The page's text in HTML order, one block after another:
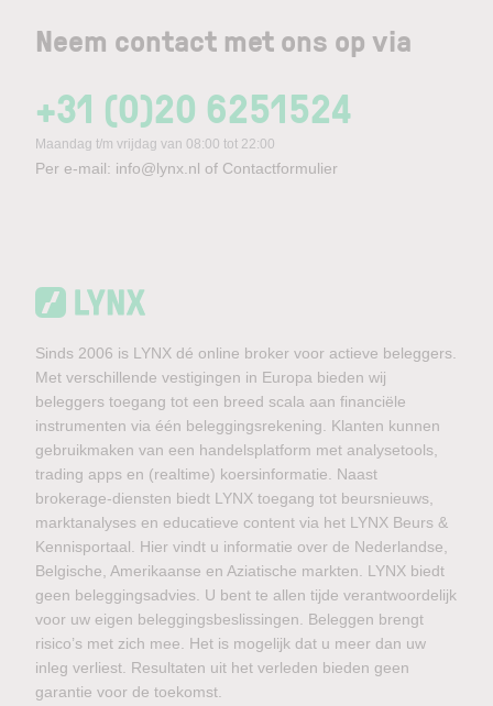
Neem contact met ons op via
+31 (0)20 6251524
Maandag t/m vrijdag van 08:00 tot 22:00
Per e-mail: info@lynx.nl of Contactformulier
Sinds 2006 is LYNX dé online broker voor actieve beleggers.
Met verschillende vestigingen in Europa bieden wij
beleggers toegang tot een breed scala aan financiële
instrumenten via één beleggingsrekening. Klanten kunnen
gebruikmaken van een handelsplatform met analysetools,
trading apps en (realtime) koersinformatie. Naast
brokerage-diensten biedt LYNX toegang tot beursnieuws,
marktanalyses en educatieve content via het LYNX Beurs &
Kennisportaal. Hier vindt u informatie over de Nederlandse,
Belgische, Amerikaanse en Aziatische markten. LYNX biedt
geen beleggingsadvies. U bent te allen tijde verantwoordelijk
voor uw eigen beleggingsbeslissingen. Beleggen brengt
risico’s met zich mee. Het is mogelijk dat u meer dan uw
inleg verliest. Resultaten uit het verleden bieden geen
garantie voor de toekomst.